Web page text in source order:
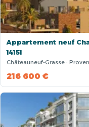
Appartement neuf
14151
Châteauneuf-Grasse ·
216 600 €